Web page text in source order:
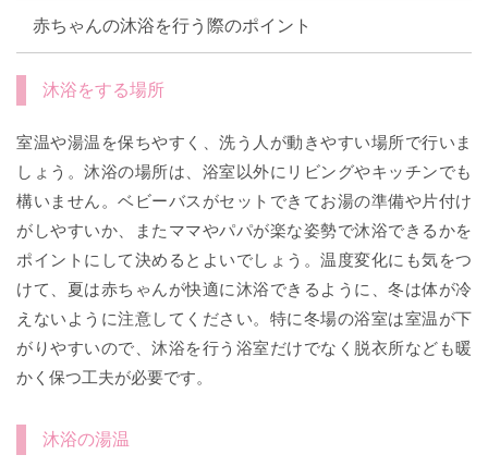
赤ちゃんの沐浴を行う際のポイント
沐浴をする場所
室温や湯温を保ちやすく、洗う人が動きやすい場所で行いま
しょう。沐浴の場所は、浴室以外にリビングやキッチンでも
構いません。ベビーバスがセットできてお湯の準備や片付け
がしやすいか、またママやパパが楽な姿勢で沐浴できるかを
ポイントにして決めるとよいでしょう。温度変化にも気をつ
けて、夏は赤ちゃんが快適に沐浴できるように、冬は体が冷
えないように注意してください。特に冬場の浴室は室温が下
がりやすいので、沐浴を行う浴室だけでなく脱衣所なども暖
かく保つ工夫が必要です。
沐浴の湯温